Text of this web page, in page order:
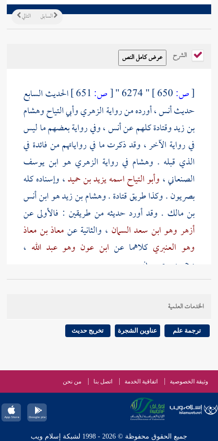
التالي السابق
الشرح
[ص: " 6274 "
[ص:
الحديث السابع
حديثأنس، أورده من روايةالزهريوأبي التياحوهشام
بن زيدوقتادةكلهم عنأنس، وفي رواية بعضهم ما ليس
في رواية الآخر ، وقد ذكرت ما في رواياتهم من فائدة في
الذي قبله . وهشام في رواية الزهري هو ابن يوسف
الصنعاني، وأبو التياح اسمه يزيد بن حميد، وإسناده كله
بصريون . وكذا طريققتادة.وهشام بن زيد هو ابن أنس
بن مالك . وقد أورد حديثه من طريقين : فالأولى عن
أزهر وهو ابن سعد السمان ، والثانية عنمعاذ بن معاذ
وهو العنبري كلاهما عن ابن عون وهو عبد الله ،
وجميعهم بصريون .
الخدمات العلمية
ترجمة علم عناوين الشجرة تخريج حديث
وثيقة الخصوصية اتفاقية الخدمة اتصل بنا من نحن
جميع الحقوق محفوظة © 2026 - 1998 لشبكة إسلام ويب